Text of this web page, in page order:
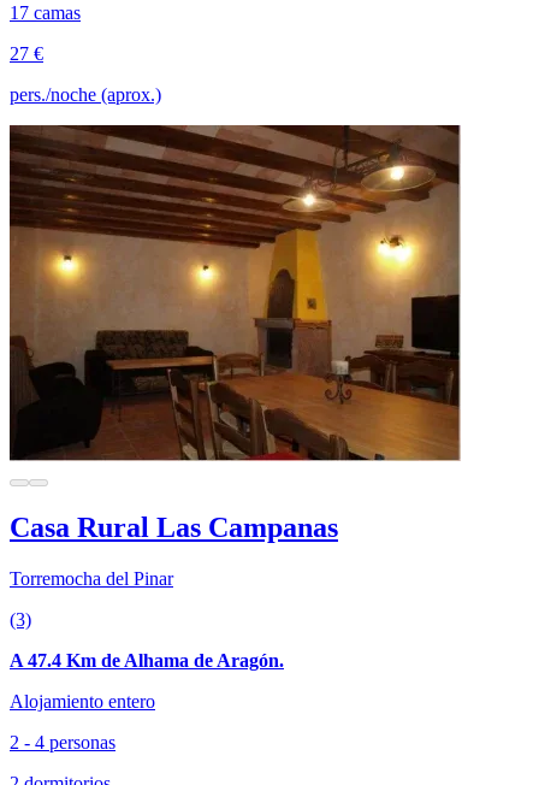
17 camas
27 €
pers./noche (aprox.)
Casa Rural Las Campanas
Torremocha del Pinar
(3)
A 47.4 Km de Alhama de Aragón.
Alojamiento entero
2 - 4 personas